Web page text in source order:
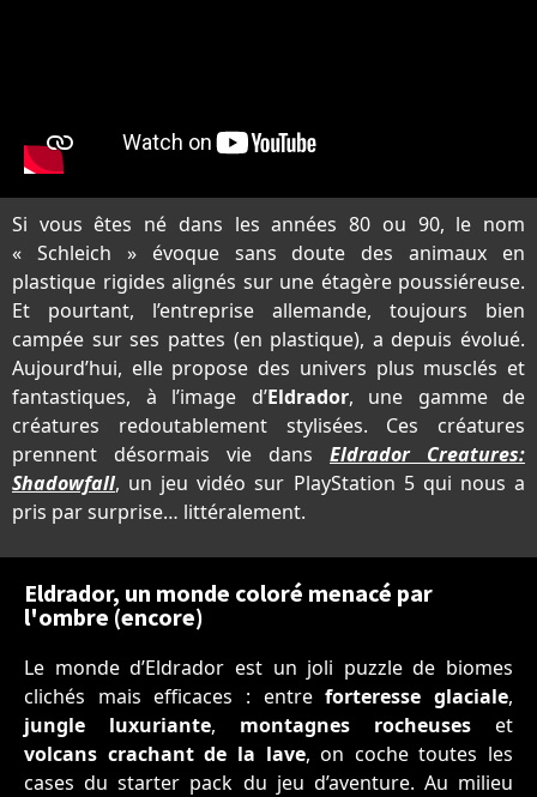
Si vous êtes né dans les années 80 ou 90, le nom
« Schleich » évoque sans doute des animaux en
plastique rigides alignés sur une étagère poussiéreuse.
Et pourtant, l’entreprise allemande, toujours bien
campée sur ses pattes (en plastique), a depuis évolué.
Aujourd’hui, elle propose des univers plus musclés et
fantastiques, à l’image d’Eldrador, une gamme de
créatures redoutablement stylisées. Ces créatures
prennent désormais vie dans Eldrador Creatures:
Shadowfall, un jeu vidéo sur PlayStation 5 qui nous a
pris par surprise… littéralement.
Eldrador, un monde coloré menacé par
l'ombre (encore)
Le monde d’Eldrador est un joli puzzle de biomes
clichés mais efficaces : entreforteresse glaciale,
jungle luxuriante, montagnes rocheuses et
volcans crachant de la lave, on coche toutes les
cases du starter pack du jeu d’aventure. Au milieu